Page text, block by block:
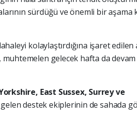
sürdüğü ve önemli bir aşama
kolaylaştırdığına işaret edilen
gelecek hafta da
East Sussex, Surrey ve
destek ekiplerinin de sahada